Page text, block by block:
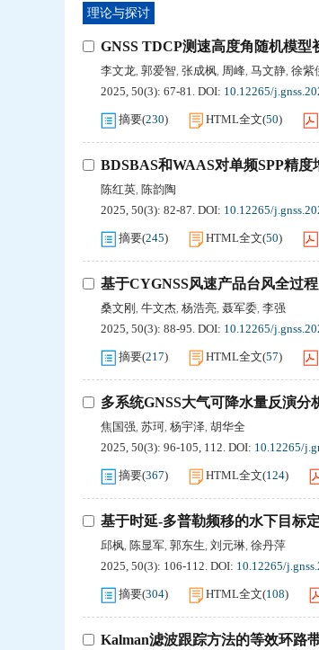
理论与探讨
GNSS TDCP测速高度角随机模型
李文龙, 郭爱智, 张成枫, 周峰, 马文静, 徐紫
2025, 50(3): 67-81. DOI: 10.12265/
摘要(230) HTML全文(50)
BDSBAS和WAAS对单频SPP精度
陈红英, 陈韵陶
2025, 50(3): 82-87. DOI: 10.12265/
摘要(245) HTML全文(50)
基于CYGNSS风速产品台风全过
桑文刚 , 牛文杰, 杨浩亮, 聂军委, 李强
2025, 50(3): 88-95. DOI: 10.12265/
摘要(217) HTML全文(57)
多系统GNSS大气可降水量反演分
焦国强, 苏珂, 杨宇泽, 胡华全
2025, 50(3): 96-105, 112. DOI: 10.12265/
摘要(367) HTML全文(124)
基于时延-多普勒频移的水下目标
邱枫, 陈显军, 郭东生, 刘元琳, 徐丹萍
2025, 50(3): 106-112. DOI: 10.12265/
摘要(304) HTML全文(108)
Kalman滤波跟踪方法的等效环路